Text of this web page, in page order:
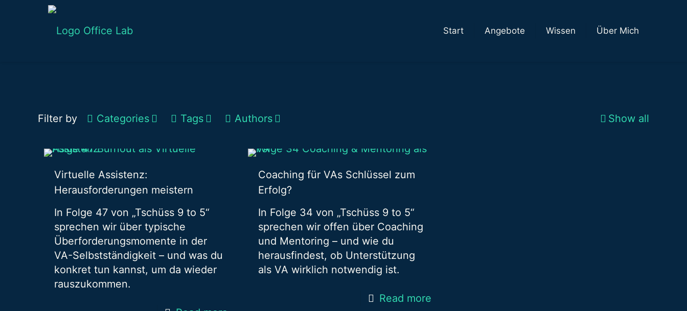
Start Angebote Wissen Über Mich
Filter by Categories Tags Authors Show all
Virtuelle Assistenz:
Herausforderungen meistern
In Folge 47 von „Tschüss 9 to 5“
sprechen wir über typische
Überforderungsmomente in der
VA-Selbstständigkeit – und was du
konkret tun kannst, um da wieder
rauszukommen.
Coaching für VAs Schlüssel zum
Erfolg?
In Folge 34 von „Tschüss 9 to 5“
sprechen wir offen über Coaching
und Mentoring – und wie du
herausfindest, ob Unterstützung
als VA wirklich notwendig ist.
Read more